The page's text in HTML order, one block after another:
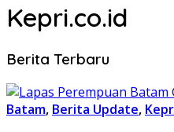
Kepri.co.id
Berita Terbaru
Batam, Berita Update,